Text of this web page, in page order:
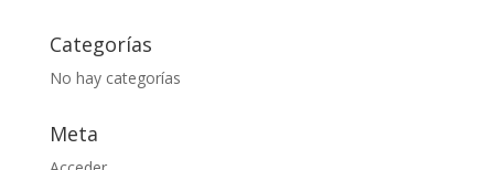
Categorías
No hay categorías
Meta